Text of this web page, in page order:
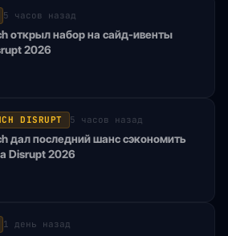
5 часов назад
открыл набор на сайд-ивенты
2026
DISRUPT 5 часов назад
дал последний шанс сэкономить
Disrupt 2026
1 день назад